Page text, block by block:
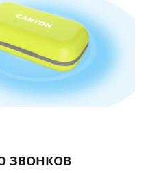
ЗВОНКОВ